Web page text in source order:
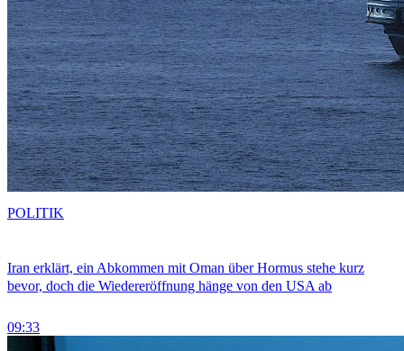
Iran erklärt, ein Abkommen mit Oman über Hormus stehe kurz
bevor, doch die Wiedereröffnung hänge von den USA ab
09:33
POLITIK